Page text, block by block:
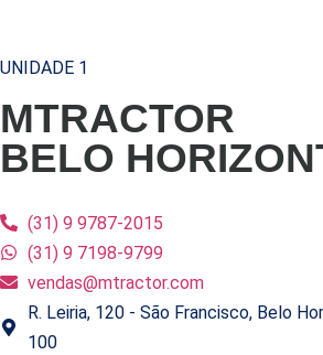
UNIDADE 1
MTRACTOR
BELO
(31) 9 9787-2015
(31) 9 7198-9799
vendas@mtractor.com
R. Leiria, 120 - São Francisco, Belo
100